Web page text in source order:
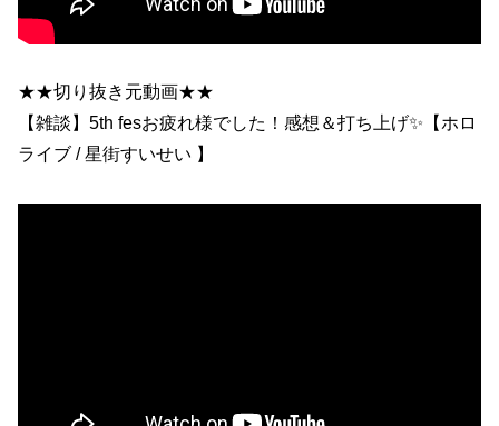
★★切り抜き元動画★★
【雑談】5th fesお疲れ様でした！感想＆打ち上げ✨【ホロ
ライブ / 星街すいせい 】